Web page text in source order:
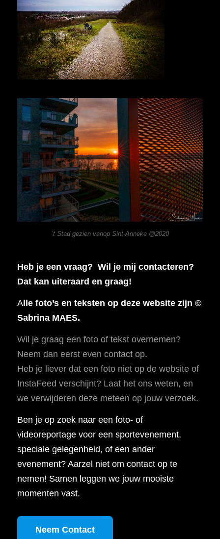
’t Stad gezien vanop Sint-Anneke @2020
Heb je een vraag? Wil je mij contacteren?
Dat kan uiteraard en graag!
Alle foto’s en teksten op deze website zijn ©
Sabrina MAES.
Wil je graag een foto of tekst overnemen?
Neem dan eerst even contact op.
Heb je liever dat een foto niet op de website of
InstaFeed verschijnt? Laat het ons weten, en
we verwijderen deze meteen op jouw verzoek.
Ben je op zoek naar een foto- of
videoreportage voor een sportevenement,
speciale gelegenheid, of een ander
evenement? Aarzel niet om contact op te
nemen! Samen leggen we jouw mooiste
momenten vast.
Neem Contact